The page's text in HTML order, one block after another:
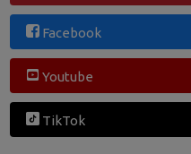
Facebook
Youtube
TikTok